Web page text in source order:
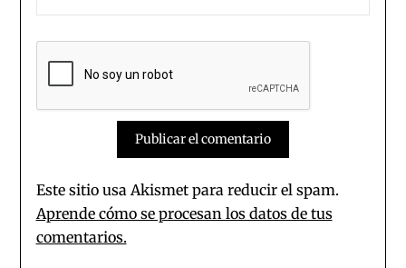
Este sitio usa Akismet para reducir el spam.
Aprende cómo se procesan los datos de tus
comentarios.